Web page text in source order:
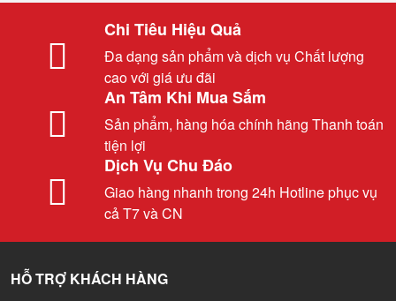
Chi Tiêu Hiệu Quả
Đa dạng sản phẩm và dịch vụ Chất lượng
cao với giá ưu đãi
An Tâm Khi Mua Sắm
Sản phẩm, hàng hóa chính hãng Thanh toán
tiện lợi
Dịch Vụ Chu Đáo
Giao hàng nhanh trong 24h Hotline phục vụ
cả T7 và CN
HỖ TRỢ KHÁCH HÀNG